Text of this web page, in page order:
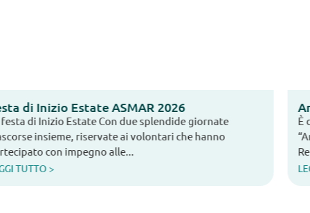
Arcipelaghi: Marzo 2006
È disponibile online il numero di aprile 2006 di
“Arcipelaghi”, il notiziario dell’Associazione Sarda
Reumatici. In questa edizione vengono...
LEGGI TUTTO >